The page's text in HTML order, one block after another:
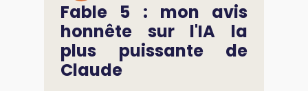
Fable 5 : mon avis
honnête sur l'IA la
plus puissante de
Claude